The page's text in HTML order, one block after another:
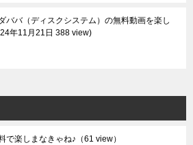
ババ（ディスクシステム）の無料動画を楽し
年11月21日 388 view
で楽しまなきゃね♪ （61 view）